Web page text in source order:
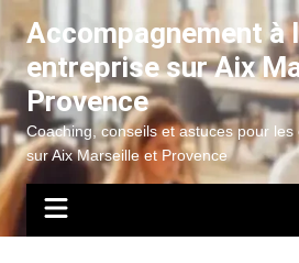
au
contenu
Accompagnement à
entreprise sur Aix
Provence
Coaching, conseils et astuces pour
sur Aix Marseille et Provence